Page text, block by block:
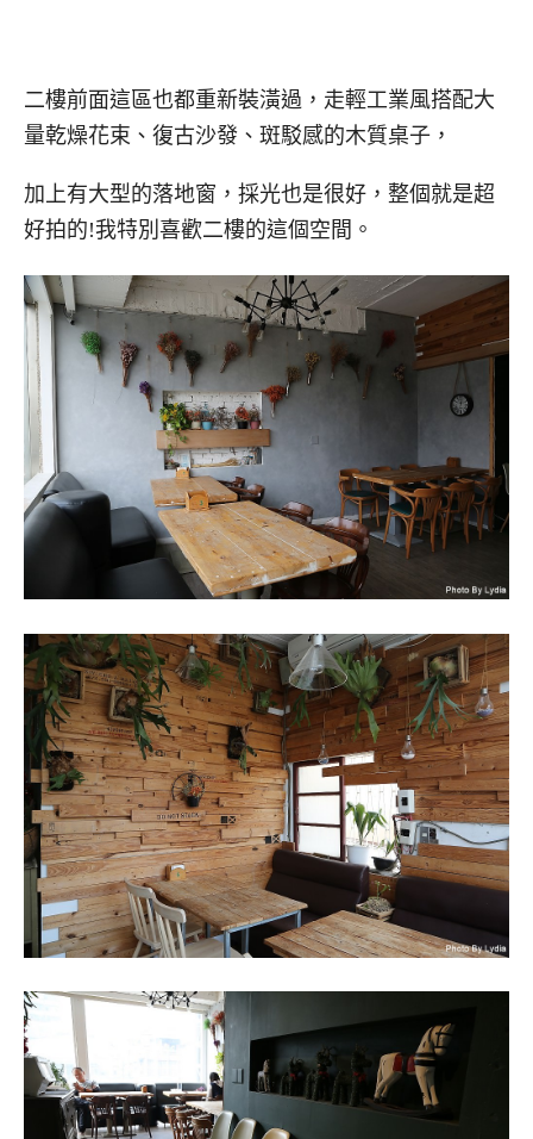
二樓前面這區也都重新裝潢過，走輕工業風搭配大
量乾燥花束、復古沙發、斑駁感的木質桌子，
加上有大型的落地窗，採光也是很好，整個就是超
好拍的!我特別喜歡二樓的這個空間。